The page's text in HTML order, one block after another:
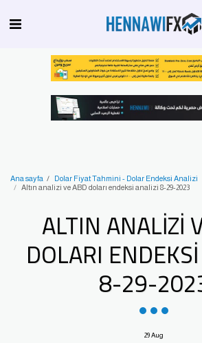
Ana sayfa
Dolar Fiyat Tahmini - Dolar Endeksi Analizi
Altın analizi ve ABD doları endeksi analizi 8-29-2023
ALTIN ANALIZI
DOLARI
8-29-
29Aug